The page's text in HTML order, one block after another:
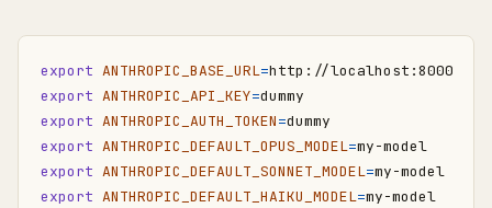
export ANTHROPIC_BASE_URL=
export ANTHROPIC_API_KEY=
export ANTHROPIC_AUTH_TOKEN=
export ANTHROPIC_DEFAULT_OPUS_MODEL=
export ANTHROPIC_DEFAULT_SONNET_MODEL=
export ANTHROPIC_DEFAULT_HAIKU_MODEL=